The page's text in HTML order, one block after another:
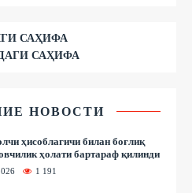
САҲИФА
САҲИФА
НОВОСТИ
ҳисоблагичи билан боғлиқ
ҳолати бартараф қилинди
1 191